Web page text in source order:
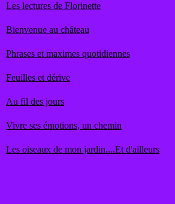
Les lectures de Florinette
Bienvenue au château
Phrases et maximes quotidiennes
Feuilles et dérive
Au fil des jours
Vivre ses émotions, un chemin
Les oiseaux de mon jardin....Et d'ailleurs